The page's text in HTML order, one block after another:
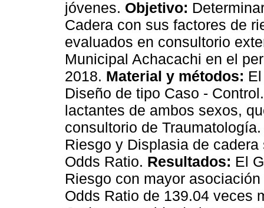
jóvenes. Objetivo:
Cadera con sus factores de
evaluados en consultorio
Municipal Achacachi en el
2018. Material y métodos:
Diseño de tipo Caso -
lactantes de ambos sexos,
consultorio de
Riesgo y Displasia de
Odds Ratio. Resultados: El
Riesgo con mayor
Odds Ratio de 139.04 veces